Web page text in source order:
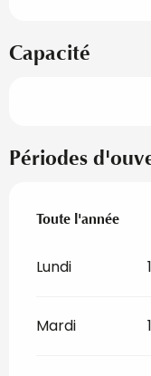
Capacité
Périodes
Toute l'année
Toute l'année
Lundi
Mardi